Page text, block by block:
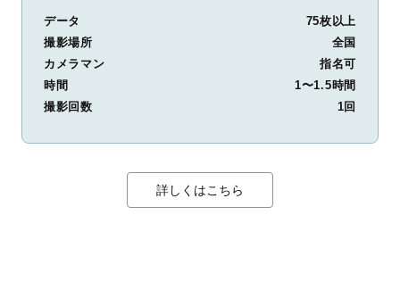
データ
75枚以上
撮影場所
全国
カメラマン
指名可
時間
1〜1.5時間
撮影回数
1回
詳しくはこちら